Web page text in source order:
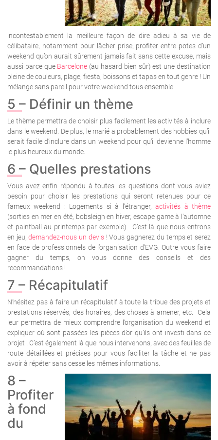
incontestablement la meilleure façon de dire adieu à sa vie de
célibataire, notamment pour lâcher prise, profiter entre potes d’un
weekend qu’on aurait sûrement jamais fait sans cette excuse, mais
aussi parce que Barcelone (au hasard bien sûr) est une destination
pleine de couleurs, plage, fiesta, boissons et tapas en tout genre ! Un
mélange sans pareil pour votre weekend tous ensemble.
5 – Définir un thème
Le thème permettra de choisir plus facilement les activités à inclure
dans le weekend. De plus, le marié a probablement des hobbies qu’il
serait facile d’inclure dans un weekend pour qu’il devienne l’homme
le plus heureux du monde.
6 – Quelles prestations
Vous avez enfin répondu à toutes les questions dont vous aviez
besoin pour choisir les prestations qui seront retenues pour ce
fameux weekend : Logements si à l’étranger,activités à thème
(sorties en mer en été, bobsleigh en hiver, escape game à l’automne
et paintball au printemps par exemple).
C’est là que nous entrons
en jeu,demandez-nous un devis! Vous gagnerez du temps et serez
en face de professionnels de l’organisation d’EVG. Outre vous faire
gagner du temps, on vous donne des conseils et des
recommandations !
7 – Récapitulatif
N’hésitez pas à faire un récapitulatif à toute la tribue des projets et
prestations réservés, des horaires, des choses à amener, etc. Cela
leur permettra de mieux comprendre l’organisation du weekend et
expliquer où sont passées les pièces d’or qu’ils ont investi dans ce
projet ! C’est également là que nous intervenons, avec des feuilles de
route détaillées et précises pour vous faciliter la tâche et ne pas
avoir à répéter sans cesse les mêmes informations.
8 –
Profiter
à fond
du